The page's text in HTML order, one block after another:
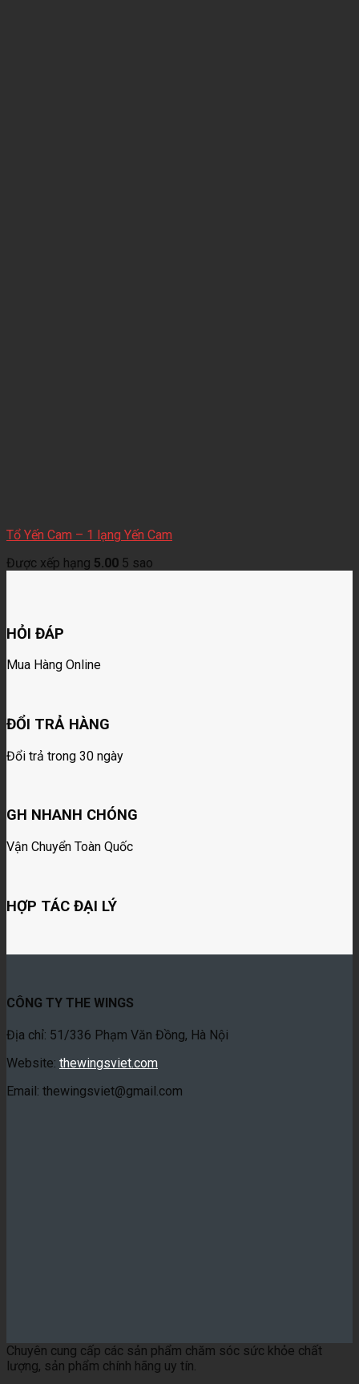
Tổ Yến Cam – 1 lạng Yến Cam
Được xếp hạng 5.00 5 sao
HỎI ĐÁP
Mua Hàng Online
ĐỔI TRẢ HÀNG
Đổi trả trong 30 ngày
GH NHANH CHÓNG
Vận Chuyển Toàn Quốc
HỢP TÁC ĐẠI LÝ
CÔNG TY THE WINGS
Địa chỉ: 51/336 Phạm Văn Đồng, Hà Nội
Website: thewingsviet.com
Email: thewingsviet@gmail.com
Chuyên cung cấp các sản phẩm chăm sóc sức khỏe chất
lượng, sản phẩm chính hãng uy tín.